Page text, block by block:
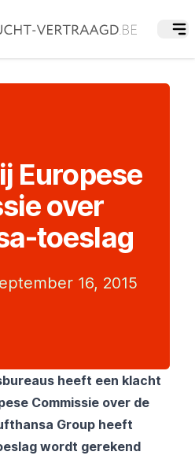
Europese
over
toeslag
16, 2015
heeft een klacht
Commissie over de
Group heeft
wordt gerekend